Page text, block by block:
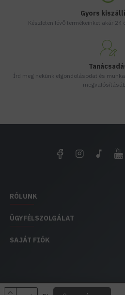
Gyors
Készleten lévő termékeinket akár
Írd meg nekünk elgondolásodat és
RÓLUNK
ÜGYFÉLSZOLGÁLAT
SAJÁT FIÓK
EH IMPEX / Copyright ©